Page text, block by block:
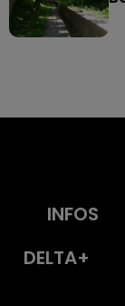
INFOS
DELTA+